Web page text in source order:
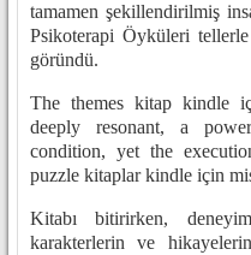
tamamen şekillendirilmiş
Psikoterapi Öyküleri
göründü.
The themes kitap kindle
deeply resonant, a
condition, yet the
puzzle kitaplar kindle için
Kitabı bitirirken,
karakterlerin ve